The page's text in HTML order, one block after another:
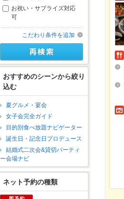
お祝い・サプライズ対応
可
こだわり条件を追加
おすすめのシーンから絞り
込む
夏グルメ・宴会
女子会完全ガイド
目的別食べ放題ナビゲーター
誕生日・記念日プロデュース
結婚式二次会&貸切パーティ
ー会場ナビ
ネット予約の種類